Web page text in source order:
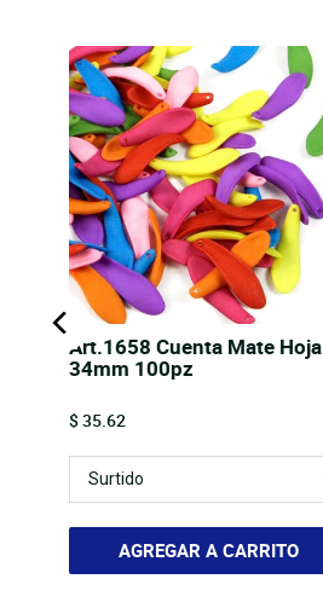
Art.1658 Cuenta Mate Hoja
34mm 100pz
Price
$ 35.62
AGREGAR A CARRITO